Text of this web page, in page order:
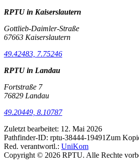
RPTU in Kaiserslautern
Gottlieb-Daimler-Straße
67663 Kaiserslautern
49.42483, 7.75246
RPTU in Landau
Fortstraße 7
76829 Landau
49.20449, 8.10787
Zuletzt bearbeitet: 12. Mai 2026
Pathfinder-ID: rptu-38444-19491 Zum
Red. verantwortl.: UniKom
Copyright © 2026 RPTU. Alle Rechte